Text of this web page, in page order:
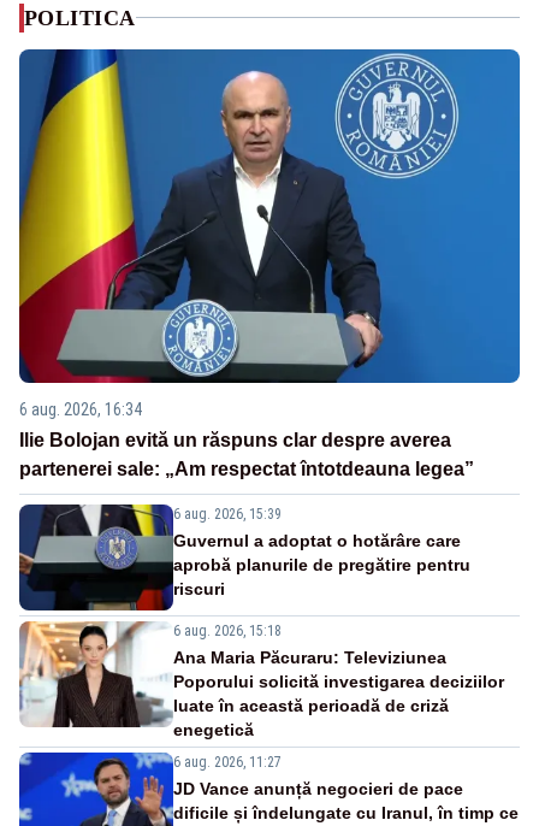
POLITICA
6 aug. 2026, 16:34
Ilie Bolojan evită un răspuns clar despre averea
partenerei sale: „Am respectat întotdeauna legea”
6 aug. 2026, 15:39
Guvernul a adoptat o hotărâre care
aprobă planurile de pregătire pentru
riscuri
6 aug. 2026, 15:18
Ana Maria Păcuraru: Televiziunea
Poporului solicită investigarea deciziilor
luate în această perioadă de criză
enegetică
6 aug. 2026, 11:27
JD Vance anunță negocieri de pace
dificile și îndelungate cu Iranul, în timp ce